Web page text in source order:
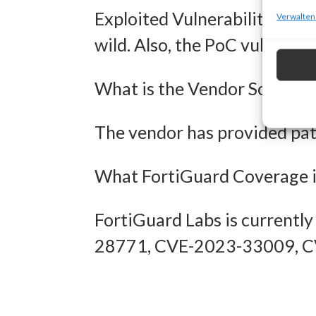
zur
Exploited Vulnerabilities
wild. Also, the PoC
What is the Vendor
The vendor has provided
What FortiGuard Coverage
FortiGuard Labs is
28771, CVE-2023-33009,